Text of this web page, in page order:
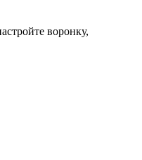
воронку,